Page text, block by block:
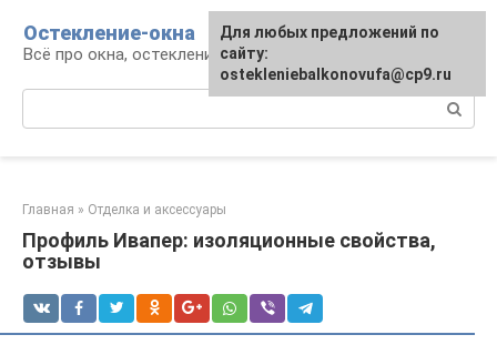
контенту
Остекление-окна
Всё про окна, остекление, балконы и двери
Главная » Отделка и аксессуары
Профиль Ивапер: изоляционные свойства,
отзывы
Для любых предложений по
сайту:
ostekleniebalkonovufa@cp9.ru